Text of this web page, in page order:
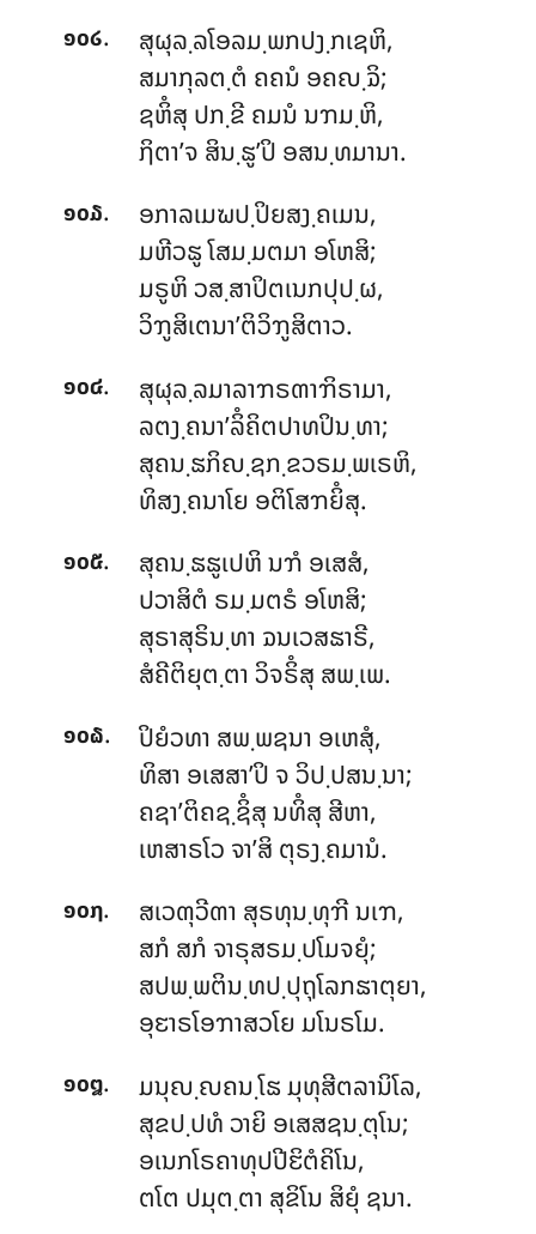
໑໐໒.
ສຸຜຸລ຺ລໂອລມ຺ພກປງ຺ກເຊຫິ,
ສມາກຸລຕ຺ຕໍ ຄຄນໍ ອຄຎ຺ຉິ;
ຊຫິໍສຸ ປກ຺ຂີ ຄມນໍ ນຠມ຺ຫິ,
ຐິຕາ’ຈ ສິນ຺ຘູ’ປິ ອສນ຺ທມານາ.
໑໐໓.
ອກາລເມຆປ຺ປິຍສງ຺ຄເມນ,
ມຫີວຘູ ໂສມ຺ມຕມາ ອໂຫສິ;
ມຣູຫິ ວສ຺ສາປິຕເນກປຸປ຺ຜ,
ວິຠູສິເຕນາ’ຕິວິຠູສິຕາວ.
໑໐໔.
ສຸຜຸລ຺ລມາລາຠຣຓາຠິຣາມາ,
ລຕງ຺ຄນາ’ລິໍຄິຕປາທປິນ຺ທາ;
ສຸຄນ຺ຘກິຎ຺ຊກ຺ຂວຣມ຺ພເຣຫິ,
ທິສງ຺ຄນາໂຍ ອຕິໂສຠຍິໍສຸ.
໑໐໕.
ສຸຄນ຺ຘຘູເປຫິ ນຠໍ ອເສສໍ,
ປວາສິຕໍ ຣມ຺ມຕຣໍ ອໂຫສິ;
ສຸຣາສຸຣິນ຺ທາ ຉນເວສຘາຣີ,
ສໍຄີຕິຍຸຕ຺ຕາ ວິຈຣິໍສຸ ສພ຺ເພ.
໑໐໖.
ປິຍໍວທາ ສພ຺ພຊນາ ອເຫສຸໍ,
ທິສາ ອເສສາ’ປິ ຈ ວິປ຺ປສນ຺ນາ;
ຄຊາ’ຕິຄຊ຺ຊິໍສຸ ນທິໍສຸ ສີຫາ,
ເຫສາຣໂວ ຈາ’ສິ ຕຸຣງ຺ຄມານໍ.
໑໐໗.
ສເວຓຸວີຓາ ສຸຣທຸນ຺ທຸຠີ ນເຠ,
ສກໍ ສກໍ ຈາຣຸສຣມ຺ປໂມຈຍຸໍ;
ສປພ຺ພຕິນ຺ທປ຺ປຸຖຸໂລກຘາຕຸຍາ,
ອຸຬາຣໂອຠາສວໂຍ ມໂນຣໂມ.
໑໐໘.
ມນຸຎ຺ຎຄນ຺ໂຘ ມຸທຸສີຕລານິໂລ,
ສຸຂປ຺ປທໍ ວາຍິ ອເສສຊນ຺ຕຸໂນ;
ອເນກໂຣຄາທຸປປີຬິຕໍຄິໂນ,
ຕໂຕ ປມຸຕ຺ຕາ ສຸຂິໂນ ສິຍຸໍ ຊນາ.